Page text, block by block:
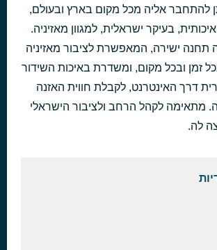
שיר הירקות
החציל עולה באש
נחש חשמל
להתחבר אליה מכל מקום בארץ ובעולם,
בעיקר ישראלית, למגוון מאזיניה.
תחנה ישירה, המאפשרת לציבור מאזיניה
זמן ובכל מקום, ומשדרת באיכות השידור
דרך האינטרנט, לקבלת חווית האזנה
מתאימה לקהל הרחב ולציבור הישראלי
לה.